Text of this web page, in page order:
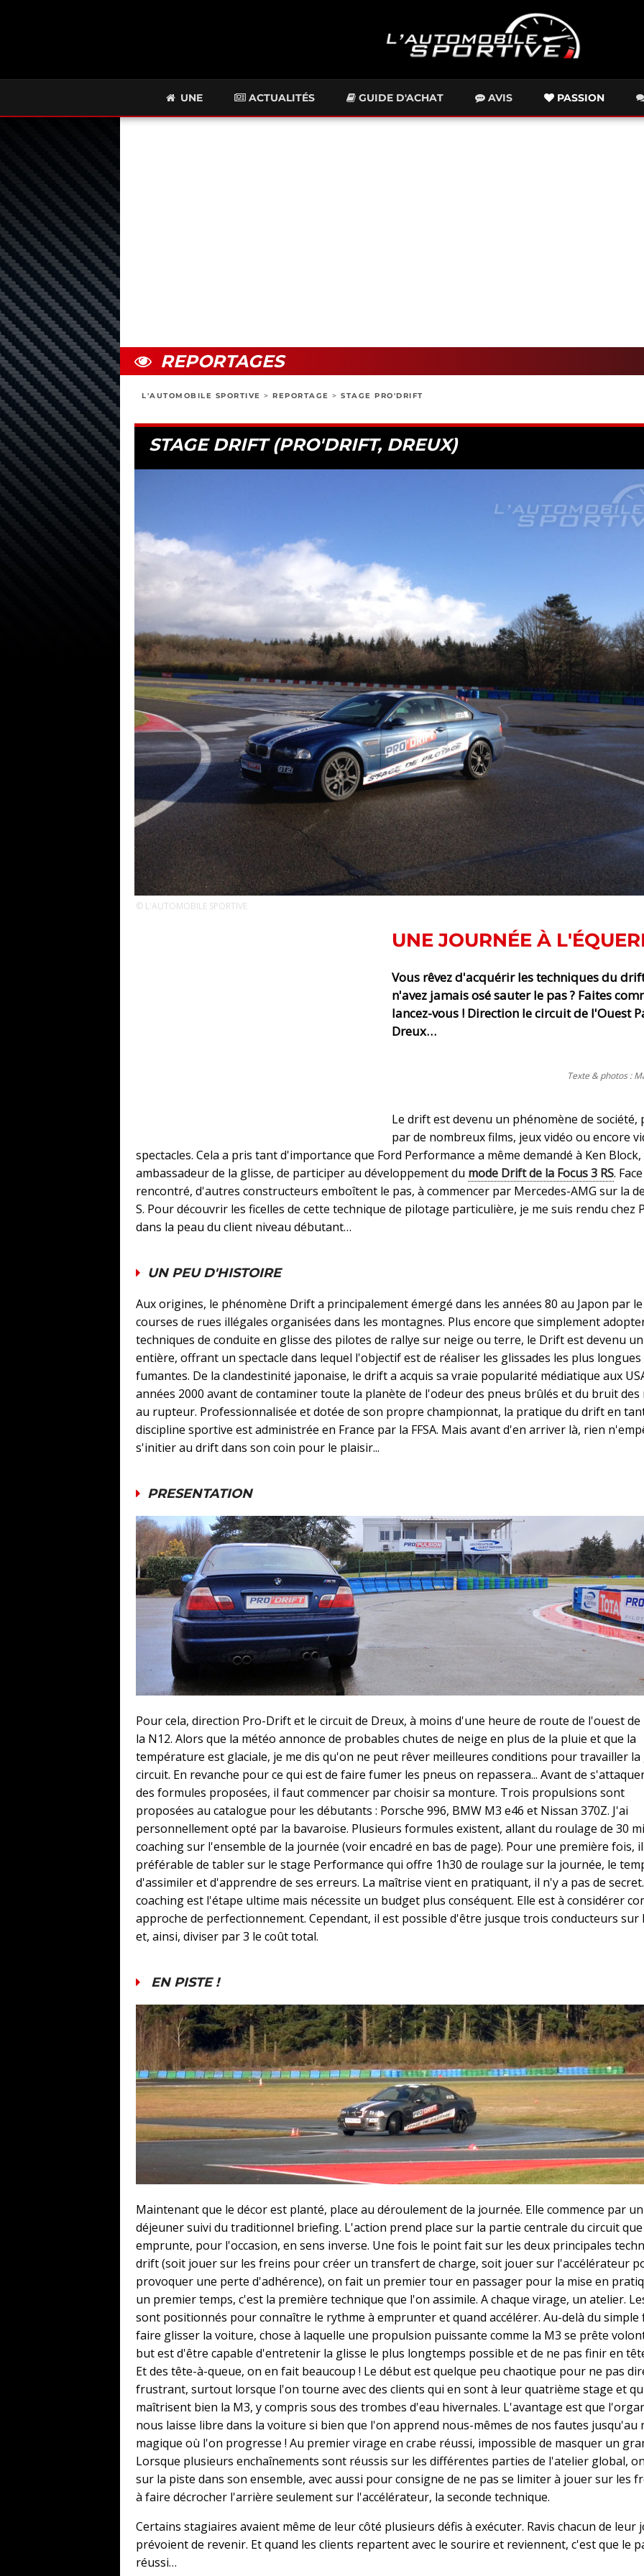
UNE ACTUALITÉS GUIDE D'ACHAT AVIS PASSION
REPORTAGES
L'AUTOMOBILE SPORTIVE > REPORTAGE > STAGE PRO'DRIFT
STAGE DRIFT (PRO'DRIFT, DREUX)
© L'AUTOMOBILE SPORTIVE
UNE JOURNÉE À
Vous rêvez d'acquérir les techniques du
n'avez jamais osé sauter le pas ? Faites
lancez-vous ! Direction le circuit de l'Ouest
Dreux…
Texte & photos :
Le drift est devenu un phénomène de société,
par de nombreux films, jeux vidéo ou encore
spectacles. Cela a pris tant d'importance que Ford Performance a même demandé à Ken Block,
ambassadeur de la glisse, de participer au développement du mode Drift de la Focus 3 RS.
rencontré, d'autres constructeurs emboîtent le pas, à commencer par Mercedes-AMG sur la
S. Pour découvrir les ficelles de cette technique de pilotage particulière, je me suis rendu chez
dans la peau du client niveau débutant…
UN PEU D'HISTOIRE
Aux origines, le phénomène Drift a principalement émergé dans les années 80 au Japon par
courses de rues illégales organisées dans les montagnes. Plus encore que simplement
techniques de conduite en glisse des pilotes de rallye sur neige ou terre, le Drift est devenu
entière, offrant un spectacle dans lequel l'objectif est de réaliser les glissades les plus
fumantes. De la clandestinité japonaise, le drift a acquis sa vraie popularité médiatique aux
années 2000 avant de contaminer toute la planète de l'odeur des pneus brûlés et du bruit
au rupteur. Professionnalisée et dotée de son propre championnat, la pratique du drift en
discipline sportive est administrée en France par la FFSA. Mais avant d'en arriver là, rien
s'initier au drift dans son coin pour le plaisir...
PRESENTATION
Pour cela, direction Pro-Drift et le circuit de Dreux, à moins d'une heure de route de l'ouest de
la N12. Alors que la météo annonce de probables chutes de neige en plus de la pluie et que la
température est glaciale, je me dis qu'on ne peut rêver meilleures conditions pour travailler la
circuit. En revanche pour ce qui est de faire fumer les pneus on repassera... Avant de
des formules proposées, il faut commencer par choisir sa monture. Trois propulsions sont
proposées au catalogue pour les débutants : Porsche 996, BMW M3 e46 et Nissan 370Z. J'ai
personnellement opté par la bavaroise. Plusieurs formules existent, allant du roulage de 30
coaching sur l'ensemble de la journée (voir encadré en bas de page). Pour une première fois,
préférable de tabler sur le stage Performance qui offre 1h30 de roulage sur la journée, le
d'assimiler et d'apprendre de ses erreurs. La maîtrise vient en pratiquant, il n'y a pas de
coaching est l'étape ultime mais nécessite un budget plus conséquent. Elle est à considérer
approche de perfectionnement. Cependant, il est possible d'être jusque trois conducteurs sur
et, ainsi, diviser par 3 le coût total.
EN PISTE !
Maintenant que le décor est planté, place au déroulement de la journée. Elle commence par
déjeuner suivi du traditionnel briefing. L'action prend place sur la partie centrale du circuit
emprunte, pour l'occasion, en sens inverse. Une fois le point fait sur les deux principales
drift (soit jouer sur les freins pour créer un transfert de charge, soit jouer sur l'accélérateur
provoquer une perte d'adhérence), on fait un premier tour en passager pour la mise en
un premier temps, c'est la première technique que l'on assimile. A chaque virage, un atelier.
sont positionnés pour connaître le rythme à emprunter et quand accélérer. Au-delà du simple
faire glisser la voiture, chose à laquelle une propulsion puissante comme la M3 se prête
but est d'être capable d'entretenir la glisse le plus longtemps possible et de ne pas finir en
Et des tête-à-queue, on en fait beaucoup ! Le début est quelque peu chaotique pour ne pas
frustrant, surtout lorsque l'on tourne avec des clients qui en sont à leur quatrième stage et
maîtrisent bien la M3, y compris sous des trombes d'eau hivernales. L'avantage est que
nous laisse libre dans la voiture si bien que l'on apprend nous-mêmes de nos fautes jusqu'au
magique où l'on progresse ! Au premier virage en crabe réussi, impossible de masquer un
Lorsque plusieurs enchaînements sont réussis sur les différentes parties de l'atelier global,
sur la piste dans son ensemble, avec aussi pour consigne de ne pas se limiter à jouer sur les
à faire décrocher l'arrière seulement sur l'accélérateur, la seconde technique.
Certains stagiaires avaient même de leur côté plusieurs défis à exécuter. Ravis chacun de leur
prévoient de revenir. Et quand les clients repartent avec le sourire et reviennent, c'est que le
réussi…